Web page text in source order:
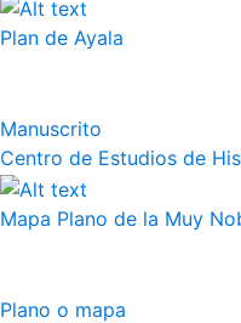
Plan de Ayala
Manuscrito
Centro de Estudios de
Mapa Plano de la Muy
Plano o mapa